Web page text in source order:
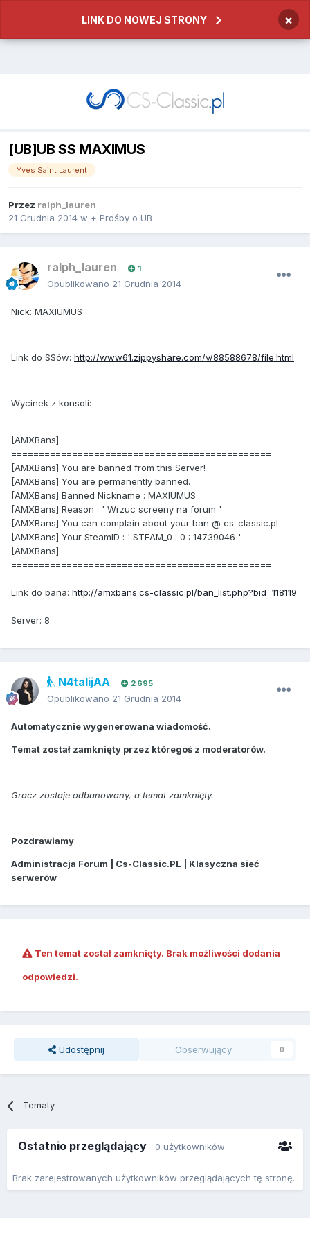
LINK DO NOWEJ STRONY ×
[UB]UB SS MAXIMUS
Yves Saint Laurent
Przez ralph_lauren
21 Grudnia 2014 w + Prośby o UB
ralph_lauren 1
Opublikowano 21 Grudnia 2014
Nick: MAXIUMUS
Link do SSów: http://www61.zippyshare.com/v/88588678/file.html
Wycinek z konsoli:
[AMXBans]
===============================================
[AMXBans] You are banned from this Server!
[AMXBans] You are permanently banned.
[AMXBans] Banned Nickname : MAXIUMUS
[AMXBans] Reason : ' Wrzuc screeny na forum '
[AMXBans] You can complain about your ban @ cs-classic.pl
[AMXBans] Your SteamID : ' STEAM_0 : 0 : 14739046 '
[AMXBans]
===============================================
Link do bana: http://amxbans.cs-classic.pl/ban_list.php?bid=118119
Server: 8
N4talijAA 2 695
Opublikowano 21 Grudnia 2014
Automatycznie wygenerowana wiadomość.
Temat został zamknięty przez któregoś z moderatorów.
Gracz zostaje odbanowany, a temat zamknięty.
Pozdrawiamy
Administracja Forum | Cs-Classic.PL | Klasyczna sieć
serwerów
Ten temat został zamknięty. Brak możliwości dodania
odpowiedzi.
Udostępnij Obserwujący 0
Tematy
Ostatnio przeglądający 0 użytkowników
Brak zarejestrowanych użytkowników przeglądających tę stronę.